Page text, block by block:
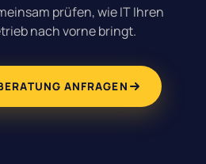
prüfen, wie IT Ihren
nach vorne bringt.
ANFRAGEN